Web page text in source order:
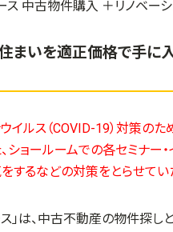
まいを適正価格で手に入
イルス（COVID-19）対策の
、ショールームでの各セミナ
するなどの対策をとらせてい
ス」は、中古不動産の物件探